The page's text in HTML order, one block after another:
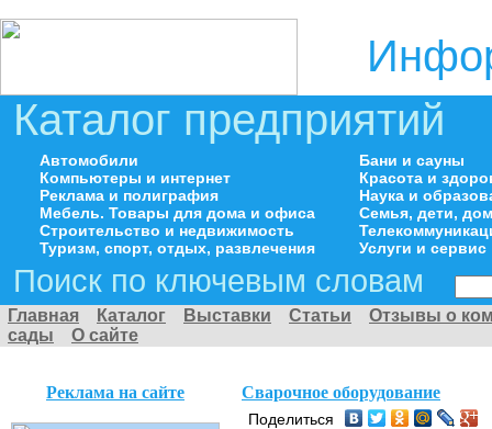
Каталог предприятий
Автомобили
Компьютеры и интернет
Реклама и полиграфия
Мебель. Товары для дома и офиса
Строительство и недвижимость
Туризм, спорт, отдых, развлечения
Бани и сауны
Красота и
Наука и
Семья, дети,
Услуги и сервис
Поиск по ключевым словам
Главная Каталог Выставки Статьи
Отзывы о
сады
О сайте
Реклама на сайте Сварочное оборудование
Поделиться